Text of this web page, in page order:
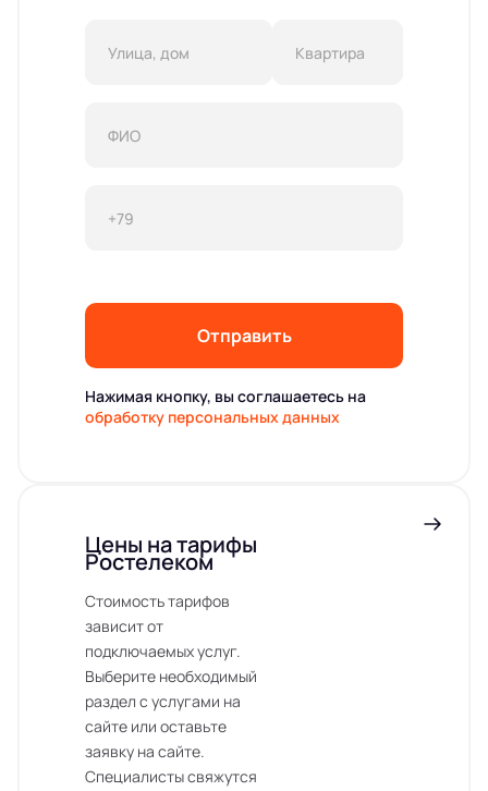
Отправить
Нажимая кнопку, вы соглашаетесь на
обработку персональных данных
Цены на тарифы
Ростелеком
Стоимость тарифов
зависит от
подключаемых услуг.
Выберите необходимый
раздел с услугами на
сайте или оставьте
заявку на сайте.
Специалисты свяжутся